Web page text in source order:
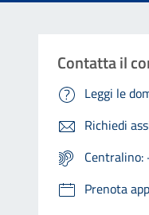
Contatta il
Leggi le
Richiedi
Prenota